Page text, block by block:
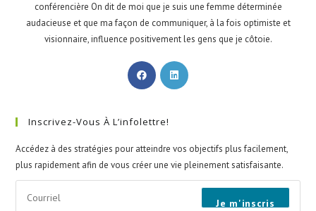
conférencière On dit de moi que je suis une femme déterminée
audacieuse et que ma façon de communiquer, à la fois optimiste et
visionnaire, influence positivement les gens que je côtoie.
Inscrivez-Vous À L’infolettre!
Accédez à des stratégies pour atteindre vos objectifs plus facilement,
plus rapidement afin de vous créer une vie pleinement satisfaisante.
Je m'inscris